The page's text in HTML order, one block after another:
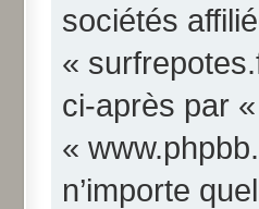
sociétés
«
ci-après par
«
n’importe